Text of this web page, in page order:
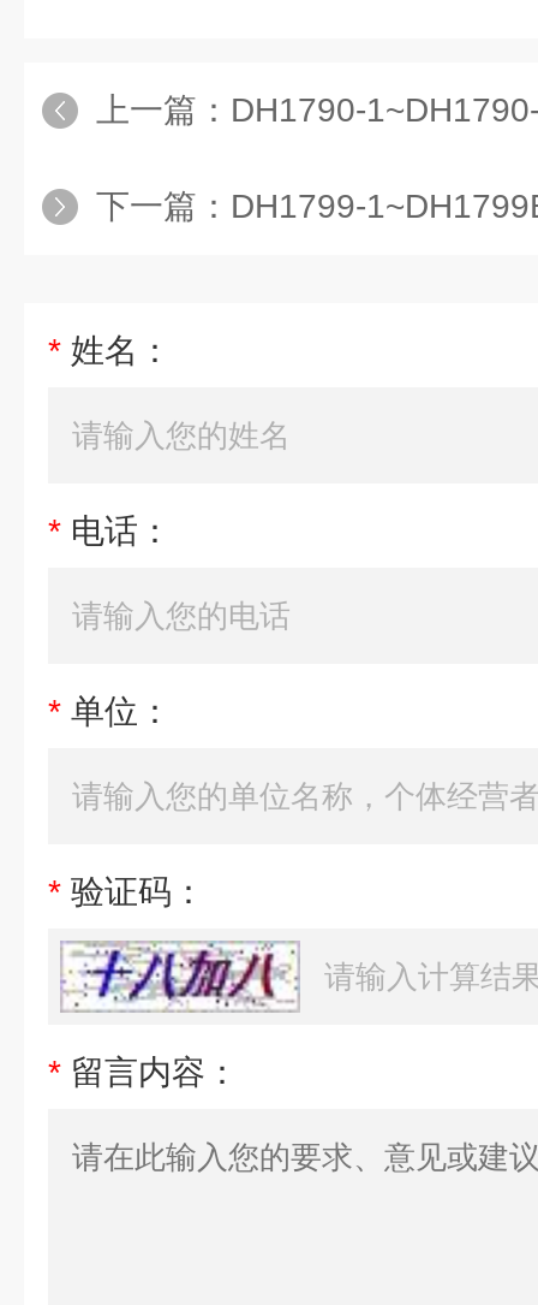
上一篇： DH1790-1~DH1790-15大华
下一篇： DH1799-1~DH1799B-12大华
* 姓名：
* 电话：
* 单位：
* 验证码：
* 留言内容：